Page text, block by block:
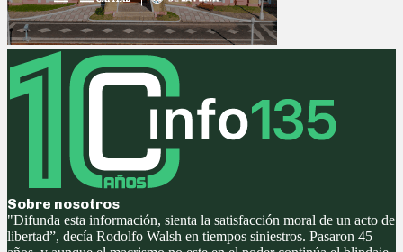
Sobre nosotros
"Difunda esta información, sienta la satisfacción moral de un acto de
libertad”, decía Rodolfo Walsh en tiempos siniestros. Pasaron 45